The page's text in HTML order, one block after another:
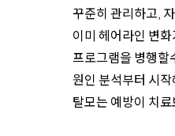
꾸준히 관리하고,
이미 헤어라인 변
프로그램을 병행할
원인 분석부터 시
탈모는 예방이 치